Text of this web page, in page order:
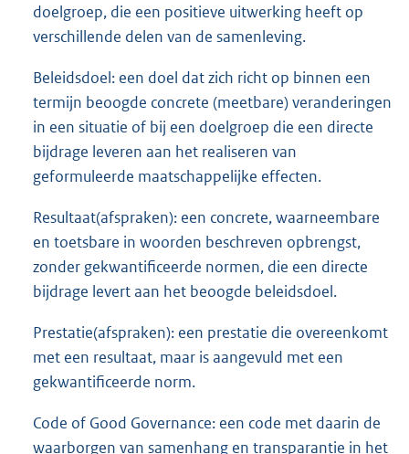
doelgroep, die een positieve uitwerking heeft op
verschillende delen van de samenleving.
Beleidsdoel: een doel dat zich richt op binnen een
termijn beoogde concrete (meetbare) veranderingen
in een situatie of bij een doelgroep die een directe
bijdrage leveren aan het realiseren van
geformuleerde maatschappelijke effecten.
Resultaat(afspraken): een concrete, waarneembare
en toetsbare in woorden beschreven opbrengst,
zonder gekwantificeerde normen, die een directe
bijdrage levert aan het beoogde beleidsdoel.
Prestatie(afspraken): een prestatie die overeenkomt
met een resultaat, maar is aangevuld met een
gekwantificeerde norm.
Code of Good Governance: een code met daarin de
waarborgen van samenhang en transparantie in het